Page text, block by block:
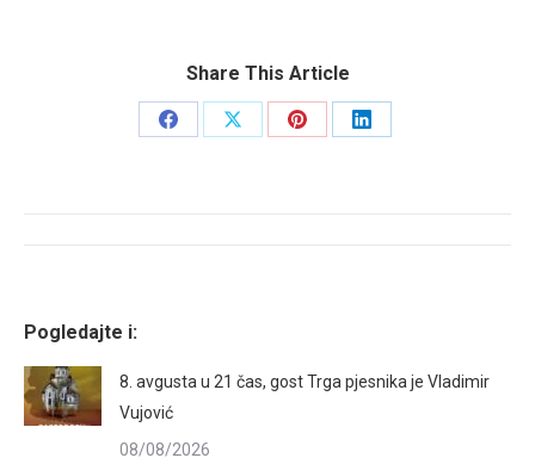
Share This Article
Share
Share
Share
Share
Pogledajte i:
8. avgusta u 21 čas, gost Trga pjesnika je Vladimir
Vujović
08/08/2026